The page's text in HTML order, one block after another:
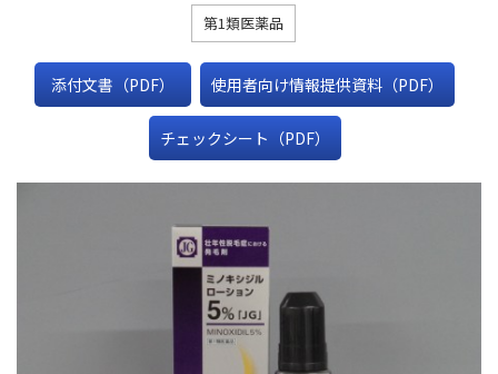
第1類医薬品
添付文書（PDF） 使用者向け情報提供資料（PDF）
チェックシート（PDF）